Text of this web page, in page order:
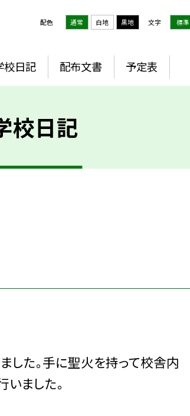
配色 通常 白地 黒地 文字 標準
校日記 配布文書 予定表
校日記
した。手に聖火を持って校舎内
ました。